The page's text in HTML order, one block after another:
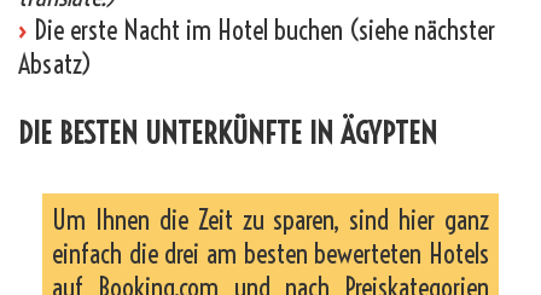
› Die erste Nacht im Hotel buchen (siehe nächster
Absatz)
DIE BESTEN UNTERKÜNFTE IN ÄGYPTEN
Um Ihnen die Zeit zu sparen, sind hier ganz
einfach die drei am besten bewerteten Hotels
auf Booking.com und nach Preiskategorien